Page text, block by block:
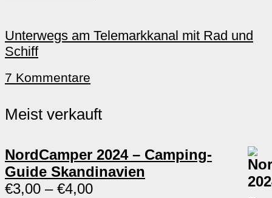
Unterwegs am Telemarkkanal mit Rad und
Schiff
7 Kommentare
Meist verkauft
NordCamper 2024 – Camping-
Guide Skandinavien
€3,00 – €4,00